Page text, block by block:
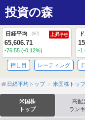
投資の森
日経平均 (8/7) 上昇予想
65,606.71
-76.55 (-0.12%) -
押し目 レーティング
日経平均トップ 米国株トップ
米国株
トップ
高配
ラン